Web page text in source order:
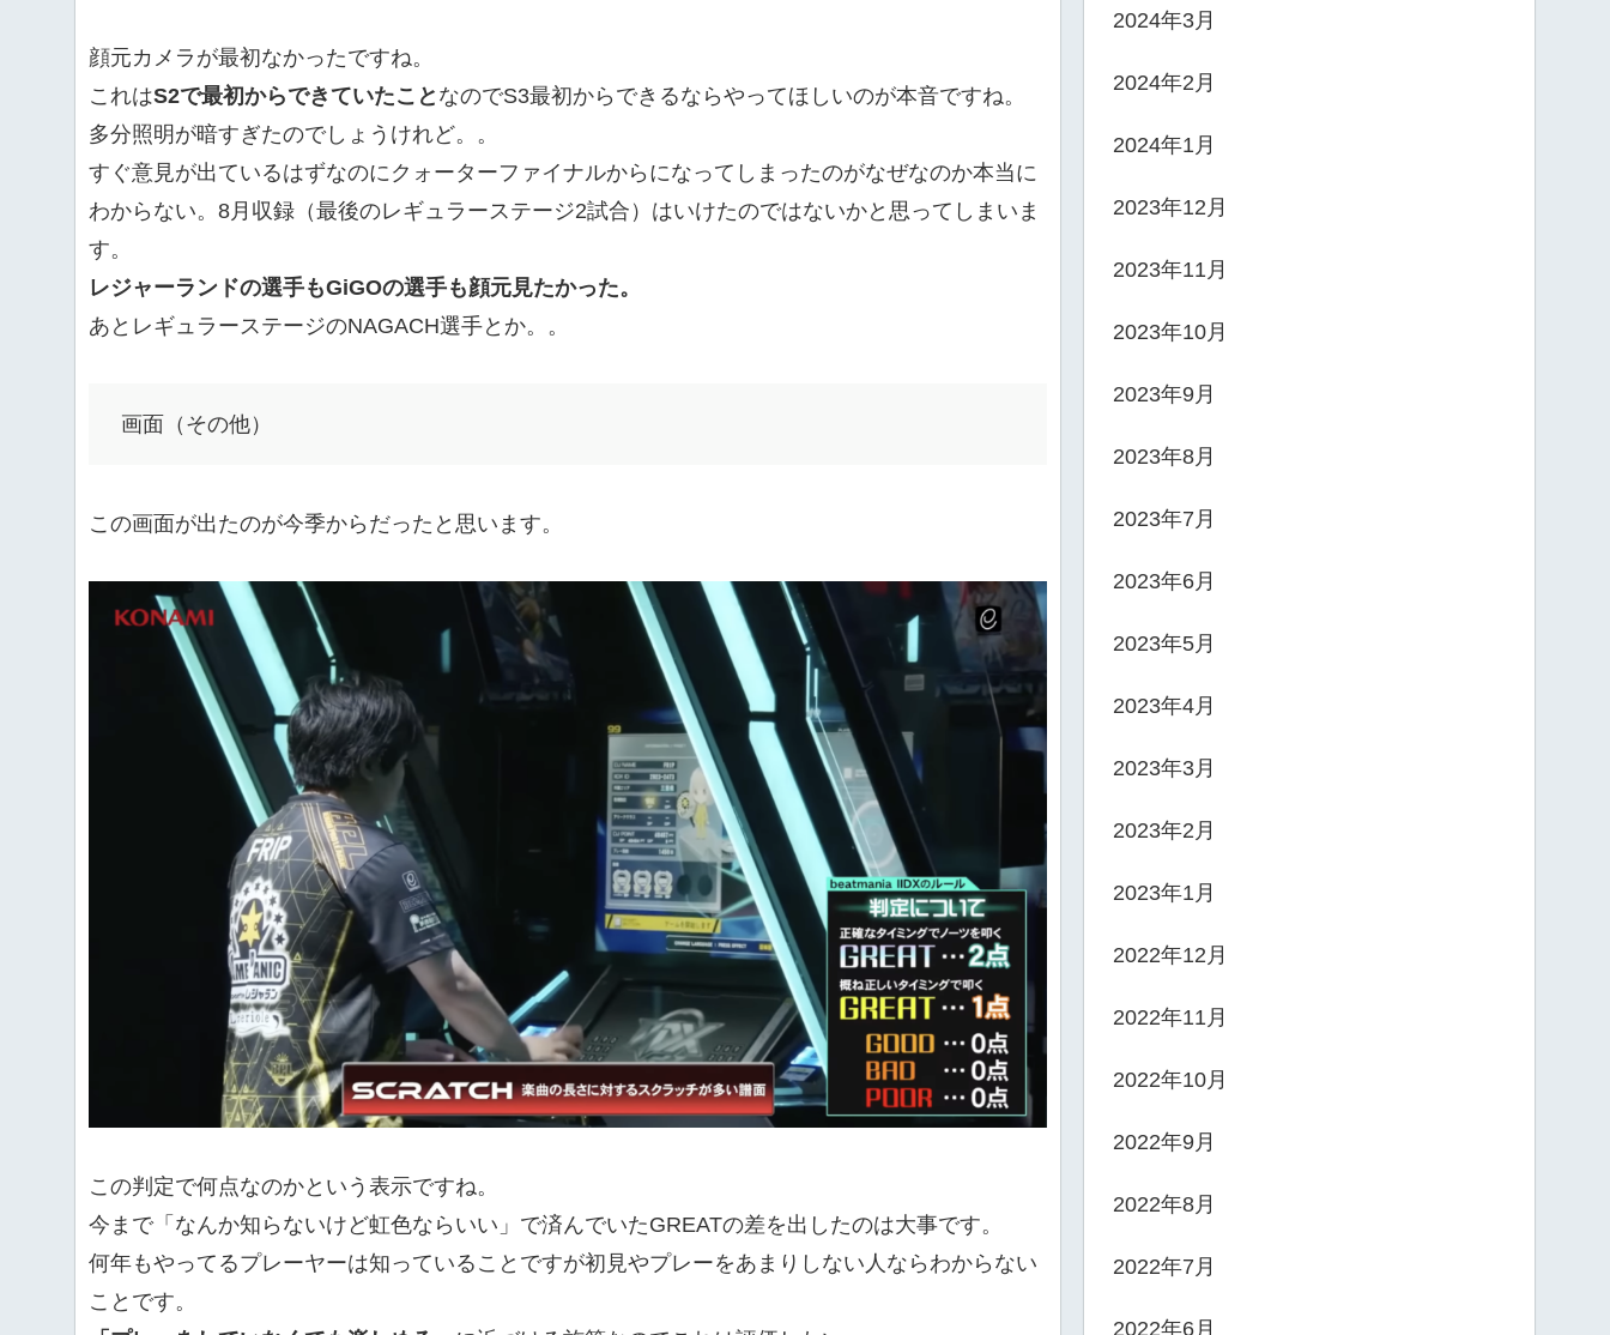
顔元カメラが最初なかったですね。
これはS2で最初からできていたこと なのでS3最初からできるならやってほしいのが本音ですね。
多分照明が暗すぎたのでしょうけれど。。
すぐ意見が出ているはずなのにクォーターファイナルからになってしまったのがなぜなのか本当に
わからない。8月収録（最後のレギュラーステージ2試合）はいけたのではないかと思ってしまいま
す。
レジャーランドの選手もGiGOの選手も顔元見たかった。
あとレギュラーステージのNAGACH選手とか。。
画面（その他）
この画面が出たのが今季からだったと思います。
この判定で何点なのかという表示ですね。
今まで「なんか知らないけど虹色ならいい」で済んでいたGREATの差を出したのは大事です。
何年もやってるプレーヤーは知っていることですが初見やプレーをあまりしない人ならわからない
ことです。
2024年3月
2024年2月
2024年1月
2023年12月
2023年11月
2023年10月
2023年9月
2023年8月
2023年7月
2023年6月
2023年5月
2023年4月
2023年3月
2023年2月
2023年1月
2022年12月
2022年11月
2022年10月
2022年9月
2022年8月
2022年7月
2022年6月